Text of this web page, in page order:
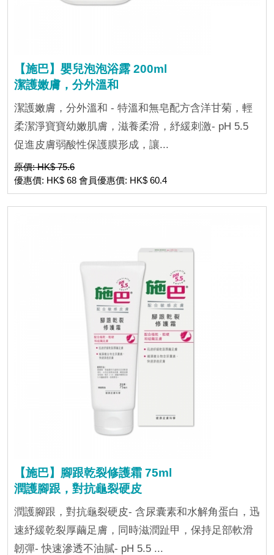
【施巴】嬰兒泡泡浴露 200ml
潔護嫩膚，分外溫和
潔護嫩膚，分外溫和 - 特溫和無皂配方含洋甘菊，輕
柔潔淨寶寶幼嫩肌膚，滋養柔滑，紓緩刺激- pH 5.5
促進皮膚弱酸性保護膜形成，讓...
原價: HK$ 75.6
優惠價: HK$ 68 會員優惠價: HK$ 60.4
【施巴】腳跟乾裂修護霜 75ml
潤護腳跟，對抗龜裂硬皮
潤護腳跟，對抗龜裂硬皮- 含尿囊素和水解角蛋白，迅
速紓緩乾裂厚繭足膚，同時滋潤趾甲，保持足部軟滑
韌彈- 快速滲透不油膩- pH 5.5 ...